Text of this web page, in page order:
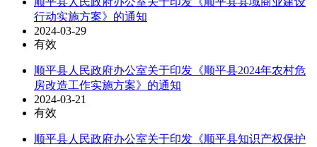
行动实施方案》的通知
2024-03-29
有效
顺平县人民政府办公室关于印发《顺平县2024年农村危
房改造工作实施方案》的通知
2024-03-21
有效
顺平县人民政府办公室关于印发《顺平县知识产权保护